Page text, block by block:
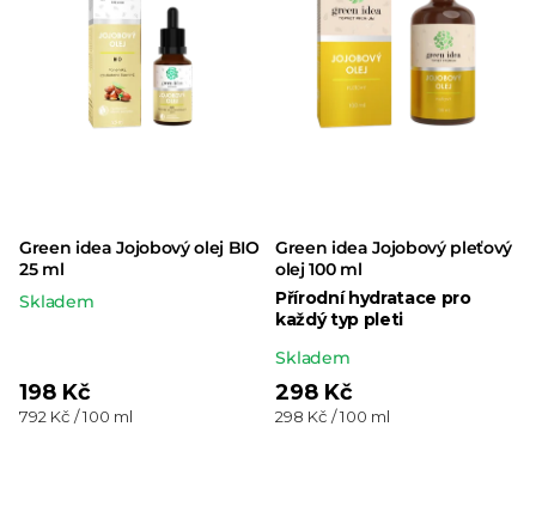
Green idea Jojobový olej BIO
25 ml
Skladem
198 Kč
Měrná
792 Kč / 100 ml
Green idea Jojobový pleťový
olej 100 ml
Přírodní hydratace pro
každý typ pleti
Průměrné
hodnocení
produktu
Skladem
298 Kč
Měrná
298 Kč / 100 ml